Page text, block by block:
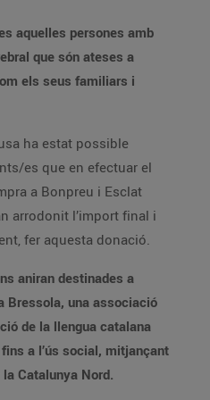
aquelles persones amb
que són ateses a
els seus familiars i
ha estat possible
es que en efectuar el
a Bonpreu i Esclat
arrodonit l’import final i
fer aquesta donació.
aniran destinades a
Bressola, una associació
de la llengua catalana
a l’ús social, mitjançant
Catalunya Nord.